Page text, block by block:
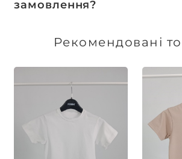
завершується пошиттям
замовлення?
виготовлення індивідуальних
Рекомендовані